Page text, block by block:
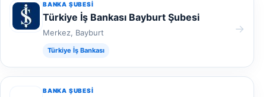
BANKA ŞUBESI
Türkiye İş Bankası Bayburt Şubesi
Merkez, Bayburt
Türkiye İş Bankası
→
BANKA ŞUBESI